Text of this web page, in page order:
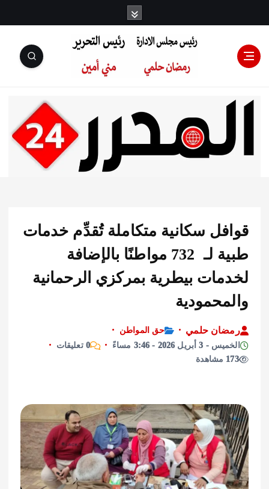
رئيس مجلس
الإدارة: رمضان
التحرير:مني أمين
سكانية متكاملة تُقدِّم خدمات
طبية لـ 732 مواطنًا بالإضافة
بيطرية بمركزي الرحمانية
حلمي
حق المواطن
2026 - 3:46 مساءً
0 تعليقات